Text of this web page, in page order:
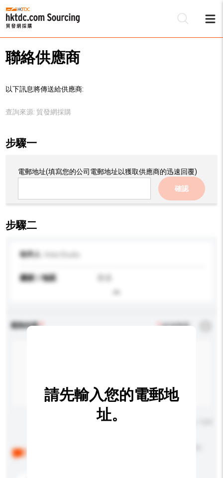
聯絡供應商
以下訊息將傳送給供應商:
查詢來源: 貿發網採購
步驟一
電郵地址(填寫您的公司電郵地址以獲取供應商的迅速回覆)
確認
步驟二
收件人
國家 / 地區
查詢內容 *必須填寫
請先輸入您的電郵地
址。